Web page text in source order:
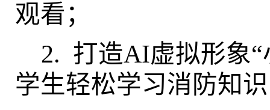
观看；
2. 打造AI虚拟形象
学生轻松学习消防知